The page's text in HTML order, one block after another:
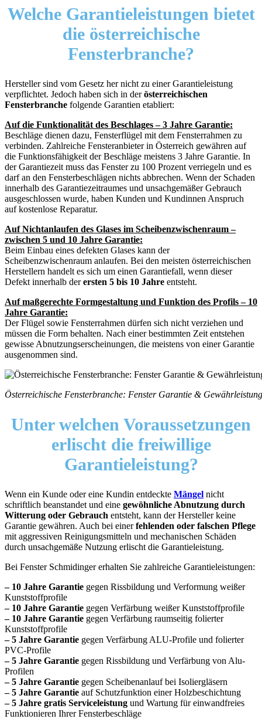
Welche Garantieleistungen bietet
die österreichische
Fensterbranche?
Hersteller sind vom Gesetz her nicht zu einer Garantieleistung
verpflichtet. Jedoch haben sich in derösterreichischen
Fensterbranche folgende Garantien etabliert:
Auf die Funktionalität des Beschlages – 3 Jahre Garantie:
Beschläge dienen dazu, Fensterflügel mit dem Fensterrahmen zu
verbinden. Zahlreiche Fensteranbieter in Österreich gewähren auf
die Funktionsfähigkeit der Beschläge meistens 3 Jahre Garantie. In
der Garantiezeit muss das Fenster zu 100 Prozent verriegeln und es
darf an den Fensterbeschlägen nichts abbrechen. Wenn der Schaden
innerhalb des Garantiezeitraumes und unsachgemäßer Gebrauch
ausgeschlossen wurde, haben Kunden und Kundinnen Anspruch
auf kostenlose Reparatur.
Auf Nichtanlaufen des Glases im Scheibenzwischenraum –
zwischen 5 und 10 Jahre Garantie:
Beim Einbau eines defekten Glases kann der
Scheibenzwischenraum anlaufen. Bei den meisten österreichischen
Herstellern handelt es sich um einen Garantiefall, wenn dieser
Defekt innerhalb derersten 5 bis 10 Jahre entsteht.
Auf maßgerechte Formgestaltung und Funktion des Profils – 10
Jahre Garantie:
Der Flügel sowie Fensterrahmen dürfen sich nicht verziehen und
müssen die Form behalten. Nach einer bestimmten Zeit entstehen
gewisse Abnutzungserscheinungen, die meistens von einer Garantie
ausgenommen sind.
Österreichische Fensterbranche: Fenster Garantie &
Unter welchen Voraussetzungen
erlischt die freiwillige
Garantieleistung?
Wenn ein Kunde oder eine Kundin entdeckte Mängel nicht
schriftlich beanstandet und eine gewöhnliche Abnutzung durch
Witterung oder Gebrauch entsteht, kann der Hersteller keine
Garantie gewähren. Auch bei einerfehlenden oder falschen Pflege
mit aggressiven Reinigungsmitteln und mechanischen Schäden
durch unsachgemäße Nutzung erlischt die Garantieleistung.
Bei Fenster Schmidinger erhalten Sie zahlreiche Garantieleistungen:
– 10 Jahre Garantie gegen Rissbildung und Verformung weißer
Kunststoffprofile
– 10 Jahre Garantie gegen Verfärbung weißer Kunststoffprofile
– 10 Jahre Garantie gegen Verfärbung raumseitig folierter
Kunststoffprofile
– 5 Jahre Garantie gegen Verfärbung ALU-Profile und folierter
PVC-Profile
– 5 Jahre Garantie gegen Rissbildung und Verfärbung von Alu-
Profilen
– 5 Jahre Garantie gegen Scheibenanlauf bei Isoliergläsern
– 5 Jahre Garantie auf Schutzfunktion einer Holzbeschichtung
– 5 Jahre gratis Serviceleistung und Wartung für einwandfreies
Funktionieren Ihrer Fensterbeschläge